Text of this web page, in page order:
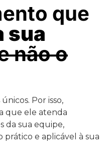
que
sua
não o
Por isso,
que ele atenda
da sua equipe,
e aplicável à sua